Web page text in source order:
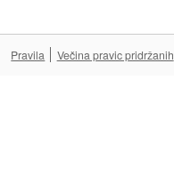
Pravila Večina pravic pridržanih